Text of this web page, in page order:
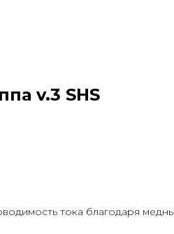
v.3 SHS
тока благодаря